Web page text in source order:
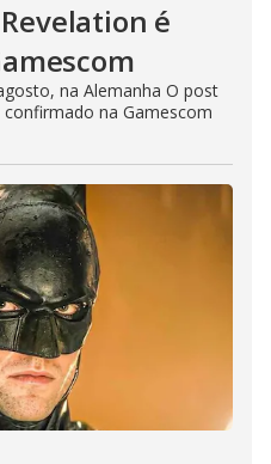
é
na Alemanha O post
confirmado na Gamescom